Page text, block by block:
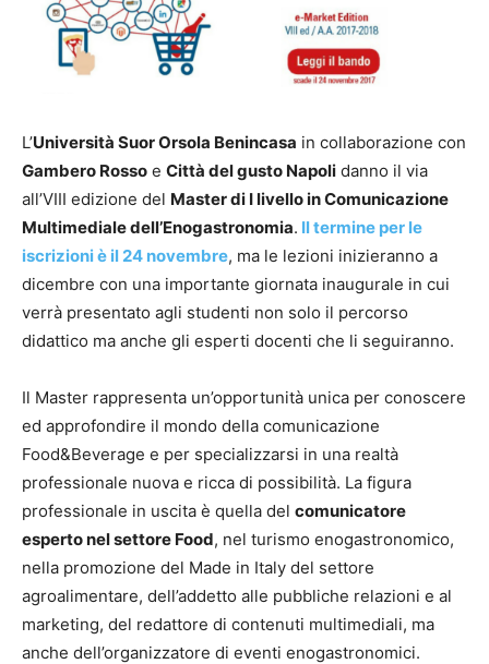
L’Università Suor Orsola Benincasa in collaborazione con
Gambero Rosso e Città del gusto Napoli danno il via
all’VIII edizione del Master di I livello in Comunicazione
Multimediale dell’Enogastronomia. Il termine per le
iscrizioni è il 24 novembre, ma le lezioni inizieranno a
dicembre con una importante giornata inaugurale in cui
verrà presentato agli studenti non solo il percorso
didattico ma anche gli esperti docenti che li seguiranno.
Il Master rappresenta un’opportunità unica per conoscere
ed approfondire il mondo della comunicazione
Food&Beverage e per specializzarsi in una realtà
professionale nuova e ricca di possibilità. La figura
professionale in uscita è quella del comunicatore
esperto nel settore Food, nel turismo enogastronomico,
nella promozione del Made in Italy del settore
agroalimentare, dell’addetto alle pubbliche relazioni e al
marketing, del redattore di contenuti multimediali, ma
anche dell’organizzatore di eventi enogastronomici.